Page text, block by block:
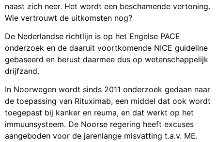
naast zich neer. Het wordt een beschamende vertoning.
Wie vertrouwt de uitkomsten nog?
De Nederlandse richtlijn is op het Engelse PACE
onderzoek en de daaruit voortkomende NICE guideline
gebaseerd en berust daarmee dus op wetenschappelijk
drijfzand.
In Noorwegen wordt sinds 2011 onderzoek gedaan naar
de toepassing van Rituximab, een middel dat ook wordt
toegepast bij kanker en reuma, en dat werkt op het
immuunsysteem. De Noorse regering heeft excuses
aangeboden voor de jarenlange misvatting t.a.v. ME.